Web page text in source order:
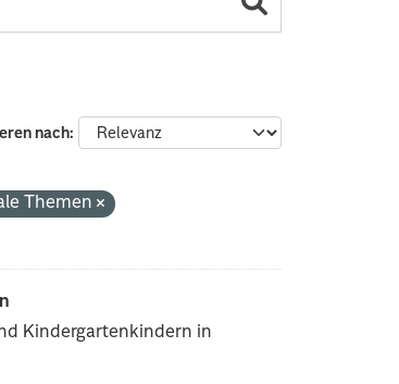
nach
Themen
Kindergartenkindern in